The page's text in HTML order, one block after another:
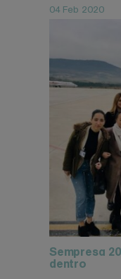
04 Feb 2020
Sempresa
dentro